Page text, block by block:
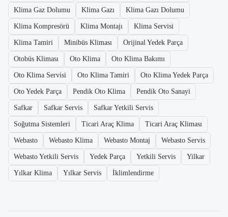
Klima Gaz Dolumu Klima Gazı Klima Gazı Dolumu
Klima Kompresörü Klima Montajı Klima Servisi
Klima Tamiri Minibüs Kliması Orijinal Yedek Parça
Otobüs Kliması Oto Klima Oto Klima Bakımı
Oto Klima Servisi Oto Klima Tamiri Oto Klima Yedek Parça
Oto Yedek Parça Pendik Oto Klima Pendik Oto Sanayi
Safkar Safkar Servis Safkar Yetkili Servis
Soğutma Sistemleri Ticari Araç Klima Ticari Araç Kliması
Webasto Webasto Klima Webasto Montaj Webasto Servis
Webasto Yetkili Servis Yedek Parça Yetkili Servis Yilkar
Yılkar Klima Yılkar Servis İklimlendirme